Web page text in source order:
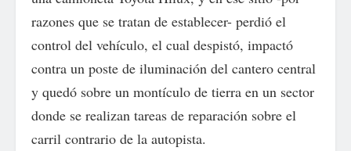
razones que se tratan de establecer- perdió el
control del vehículo, el cual despistó, impactó
contra un poste de iluminación del cantero central
y quedó sobre un montículo de tierra en un sector
donde se realizan tareas de reparación sobre el
carril contrario de la autopista.